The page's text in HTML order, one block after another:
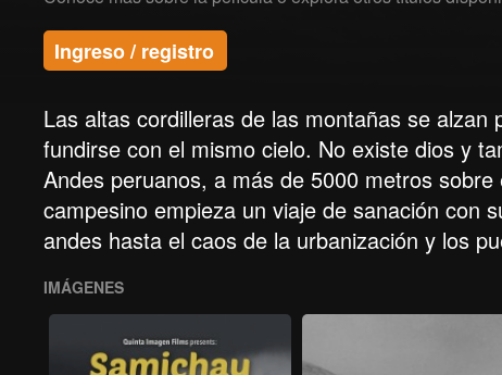
Ingreso / registro
Las altas cordilleras de las montañas se
fundirse con el mismo cielo. No existe dios y
Andes peruanos, a más de 5000 metros
campesino empieza un viaje de sanación con
andes hasta el caos de la urbanización y los
IMÁGENES